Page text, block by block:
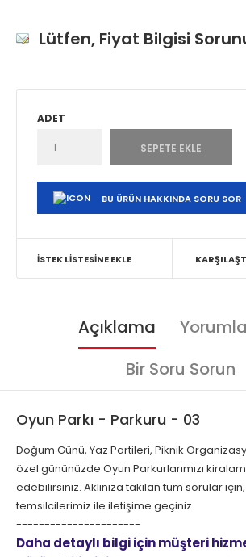
Lütfen, Fiyat Bilgisi
ADET
BU ÜRÜN HAKKINDA SORU SOR
İSTEK LISTESINE EKLE
Açıklama
Bir Soru Sorun
Oyun Parkı - Parkuru - 03
Doğum Günü, Yaz Partileri, Piknik
özel gününüzde Oyun Parkurlarımızı
edebilirsiniz. Aklınıza takılan tüm sorular
temsilcilerimiz ile iletişime geçiniz.
----------------------
Daha detaylı bilgi için müşteri